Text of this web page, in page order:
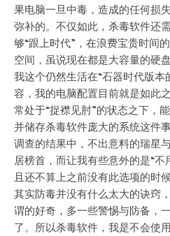
果电脑一旦中毒，造成的任何损
弥补的。不仅如此，杀毒软件还
够“跟上时代”，在浪费宝贵时间
空间，虽说现在都是大容量的硬
我这个仍然生活在“石器时代版本
容，我的电脑配置目前就是如此
常处于“捉襟见肘”的状态之下，
并储存杀毒软件庞大的系统这件
调查的结果中，不出意料的瑞星
居榜首，而让我有些意外的是“
且还不算上之前没有此选项的时
其实防毒并没有什么太大的诀窍
谓的好奇，多一些警惕与防备，
了。所以杀毒软件，我是不会使